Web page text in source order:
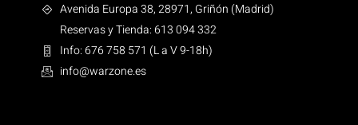
Avenida Europa 38, 28971, Griñón (Madrid)
Reservas y Tienda: 613 094 332
Info: 676 758 571 (L a V 9-18h)
info@warzone.es